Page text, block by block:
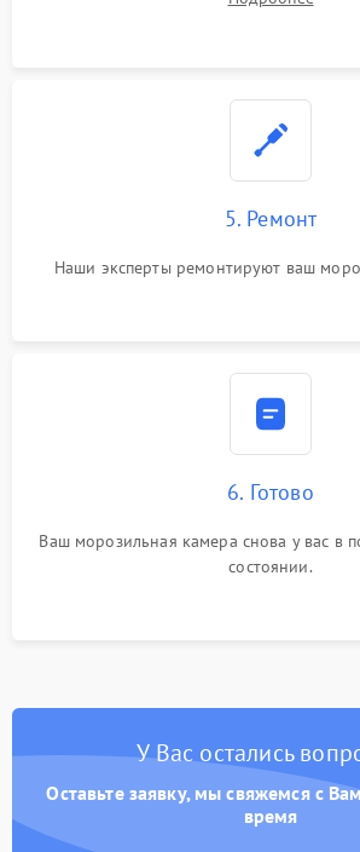
5. Ремонт
Наши эксперты ремонтируют ваш
6. Готово
Ваш морозильная камера снова у вас в
состоянии.
У Вас остались
Оставьте заявку, мы свяжемся с
время